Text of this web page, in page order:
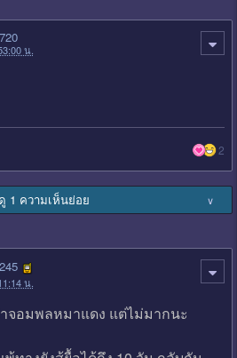
น.
2
ดู 1 ความเห็นย่อย ∨
น.
จอมพลหมาแดง แต่ไม่มากนะ